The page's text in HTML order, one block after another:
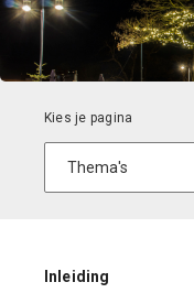
Inleiding